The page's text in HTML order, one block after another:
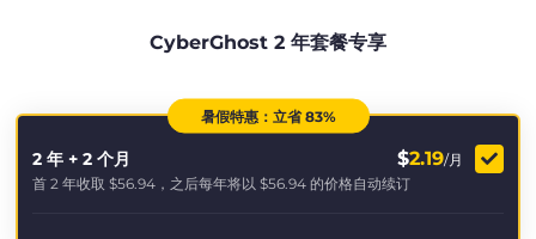
CyberGhost 2 年套餐专享
暑假特惠：立省 83%
2 年 + 2 个月 $2.19/月
首 2 年收取 $56.94 ，之后每年将以 $56.94 的价格自动续订